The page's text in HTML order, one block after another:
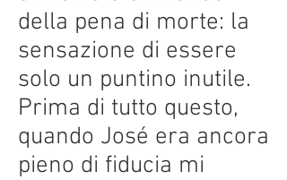
della pena di morte: la
sensazione di essere
solo un puntino inutile.
Prima di tutto questo,
quando José era ancora
pieno di fiducia mi